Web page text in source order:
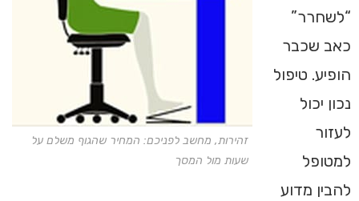
זהירות, מחשב לפניכם: המחיר שהגוף משלם על
שעות מול המסך
“לשחרר”
כאב שכבר
הופיע. טיפול
נכון יכול
לעזור
למטופל
להבין מדוע